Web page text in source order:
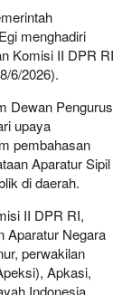
menghadiri
Komisi II DPR RI
6/2026).
Dewan Pengurus
upaya
pembahasan
Aparatur Sipil
di daerah.
II DPR RI,
Aparatur Negara
perwakilan
Apkasi,
Indonesia.